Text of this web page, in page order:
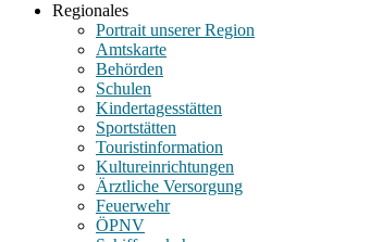
Regionales
Portrait unserer Region
Amtskarte
Behörden
Schulen
Kindertagesstätten
Sportstätten
Touristinformation
Kultureinrichtungen
Ärztliche Versorgung
Feuerwehr
ÖPNV